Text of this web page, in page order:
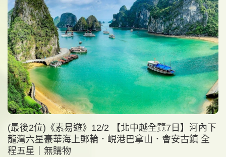
(最後2位)《素易遊》12/2 【北中越全覽7日】河內下
龍灣六星豪華海上郵輪．峴港巴拿山．會安古鎮 全
程五星｜無購物